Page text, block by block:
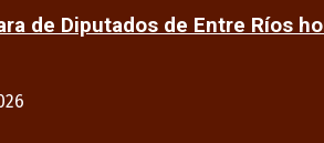
de Diputados de Entre Ríos